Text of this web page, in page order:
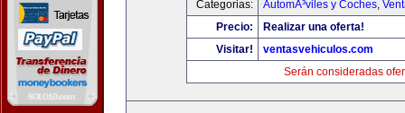
Categorias:
AutomÃ³viles y Coches,
Precio:
Realizar una oferta!
Visitar!
ventasvehiculos.com
Serán consideradas